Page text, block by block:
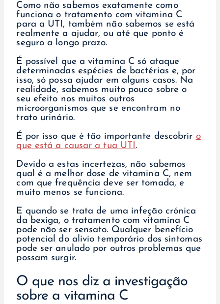
Como não sabemos exatamente como
funciona o tratamento com vitamina C
para a UTI, também não sabemos se está
realmente a ajudar, ou até que ponto é
seguro a longo prazo.
É possível que a vitamina C só ataque
determinadas espécies de bactérias e, por
isso, só possa ajudar em alguns casos. Na
realidade, sabemos muito pouco sobre o
seu efeito nos muitos outros
microorganismos que se encontram no
trato urinário.
É por isso que é tão importante descobrir o
que está a causar a tua UTI.
Devido a estas incertezas, não sabemos
qual é a melhor dose de vitamina C, nem
com que frequência deve ser tomada, e
muito menos se funciona.
E quando se trata de uma infeção crónica
da bexiga, o tratamento com vitamina C
pode não ser sensato. Qualquer benefício
potencial do alívio temporário dos sintomas
pode ser anulado por outros problemas que
possam surgir.
O que nos diz a investigação
sobre a vitamina C